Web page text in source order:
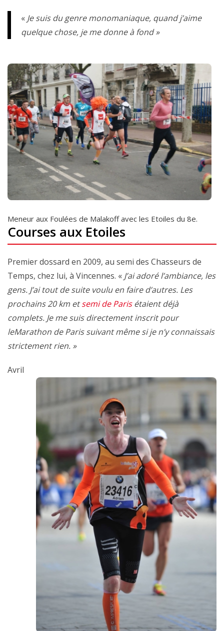
« Je suis du genre monomaniaque, quand j’aime
quelque chose, je me donne à fond »
Meneur aux Foulées de Malakoff avec les Etoiles du 8e.
Courses aux Etoiles
Premier dossard en 2009, au semi des Chasseurs de
Temps, chez lui, à Vincennes. « J’ai adoré l’ambiance, les
gens. J’ai tout de suite voulu en faire d’autres. Les
prochains 20 km etsemi de Parisétaient déjà
complets. Je me suis directement inscrit pour
leMarathon de Paris suivant même si je n’y connaissais
strictement rien. »
Avril